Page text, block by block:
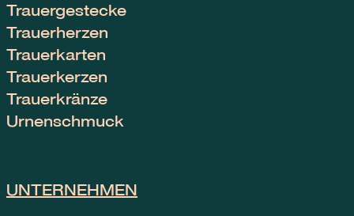
Trauergestecke
Trauerherzen
Trauerkarten
Trauerkerzen
Trauerkränze
Urnenschmuck
UNTERNEHMEN